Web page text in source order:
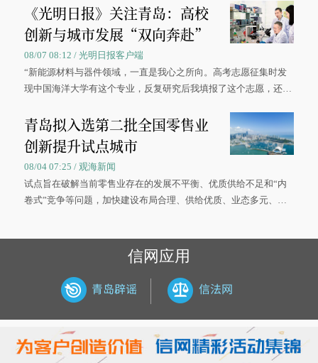
《光明日报》关注青岛：高校
创新与城市发展“双向奔赴”
08/07 08:12 / 光明日报客户端
“新能源材料与器件领域，一直是我心之所向。高考志愿征集时发
现中国海洋大学有这个专业，反复研究后我填报了这个志愿，还真
大学材料科学与工程学院材料类专业的录取通知书。
青岛拟入选第二批全国零售业
创新提升试点城市
08/04 07:25 / 观海新闻
试点旨在破解当前零售业存在的发展不平衡、优质供给不足和“内
卷式”竞争等问题，加快建设布局合理、供给优质、业态多元、智
信网应用